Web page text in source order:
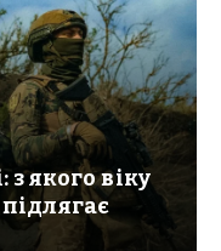
з якого віку